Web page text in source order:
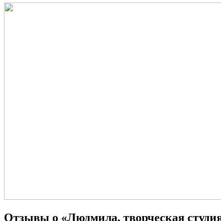
Отзывы о «Людмила, творческая